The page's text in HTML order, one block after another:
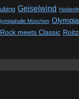
Geiselwind
München
Rock meets Classic